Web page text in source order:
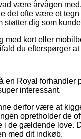
være årvågen
det ofte være et
støtter dig som
med kort eller
du efterspørger
en Royal forhandler
interessant.
derfor være at
opretholder de
i de gældende love.
med dit indkøb.